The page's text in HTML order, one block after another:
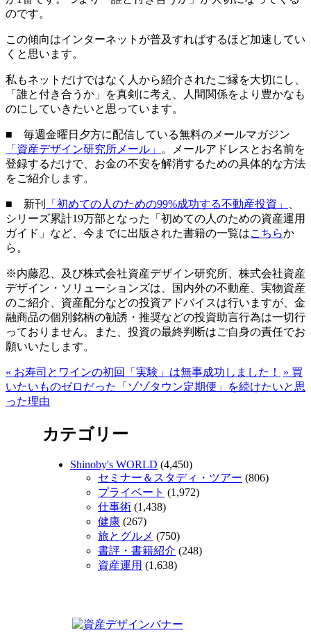
のです。
この傾向はインターネットが普及すればするほど加速してい
くと思います。
私もネットだけではなく人から紹介されたご縁を大切にし、
「誰と付き合うか」を真剣に考え、人間関係をより豊かなも
のにしていきたいと思っています。
■ 毎週金曜日夕方に配信している無料のメールマガジン
「資産デザイン研究所メール」
。メールアドレスとお名前を
登録するだけで、お金の不安を解消するための具体的な方法
をご紹介します。
■ 新刊 「初めての人のための99%成功する不動産投資」
シリーズ累計19万部となった「初めての人のための資産運用
ガイド」など、今までに出版された書籍の一覧はこちらか
ら。
※内藤忍、及び株式会社資産デザイン研究所、株式会社資産
デザイン・ソリューションズは、国内外の不動産、実物資産
のご紹介、資産配分などの投資アドバイスは行いますが、金
融商品の個別銘柄の勧誘・推奨などの投資助言行為は一切行
っておりません。また、投資の最終判断はご自身の責任でお
願いいたします。
« お寿司とワインの初回「実験」は無事成功しました！ » 買
いたいものゼロだった「ゾゾタウン定期便」を続けたいと思
った理由
カテゴリー
Shinoby's WORLD (4,450)
セミナー＆スタディ・ツアー (806)
プライベート (1,972)
仕事術 (1,438)
健康 (267)
旅とグルメ (750)
書評・書籍紹介 (248)
資産運用 (1,638)